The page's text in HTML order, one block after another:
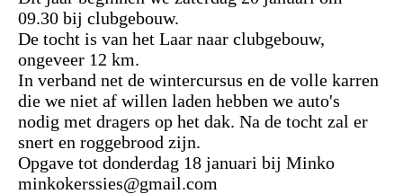
09.30 bij clubgebouw.
De tocht is van het Laar naar clubgebouw,
ongeveer 12 km.
In verband net de wintercursus en de volle karren
die we niet af willen laden hebben we auto's
nodig met dragers op het dak. Na de tocht zal er
snert en roggebrood zijn.
Opgave tot donderdag 18 januari bij Minko
minkokerssies@gmail.com